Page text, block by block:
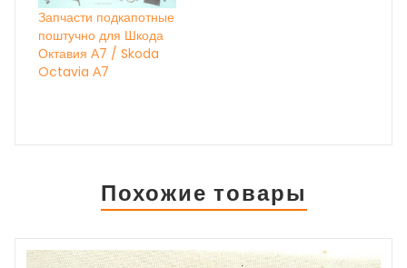
Запчасти подкапотные
поштучно для Шкода
Октавия А7 / Skoda
Octavia А7
Похожие товары